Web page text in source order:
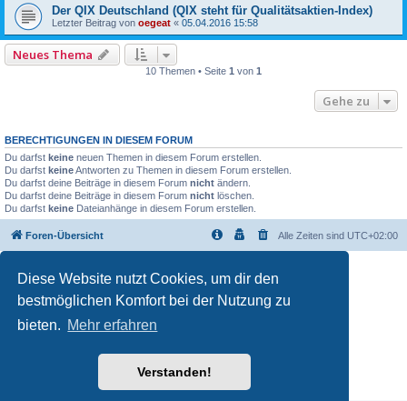
Diese Website nutzt Cookies, um dir den
bestmöglichen Komfort bei der Nutzung zu
bieten. Mehr erfahren
Verstanden!
Der QIX Deutschland (QIX steht für Qualitäts­aktien-Index)
Letzter Beitrag von oegeat « 05.04.2016 15:58
Neues Thema
10 Themen • Seite 1 von 1
Gehe zu
BERECHTIGUNGEN IN DIESEM FORUM
Du darfst keine neuen Themen in diesem Forum erstellen.
Du darfst keineAntworten zu Themen in diesem Forum erstellen.
Du darfst deine Beiträge in diesem Forum nicht ändern.
Du darfst deine Beiträge in diesem Forum nicht löschen.
Du darfst keine Dateianhänge in diesem Forum erstellen.
Foren-Übersicht Alle Zeiten sind UTC+02:00
Deutsche Übersetzung durch